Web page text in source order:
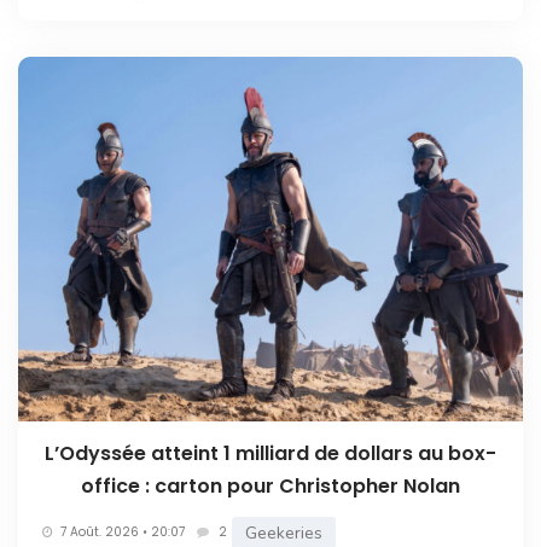
L’Odyssée atteint 1 milliard de dollars au box-
office : carton pour Christopher Nolan
7 Août. 2026 • 20:07 2 Geekeries